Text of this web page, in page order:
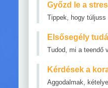
Győzd le a
Tippek, hogy
Elsősegély
Tudod, mi a teendő
Kérdések a
Aggodalmak,